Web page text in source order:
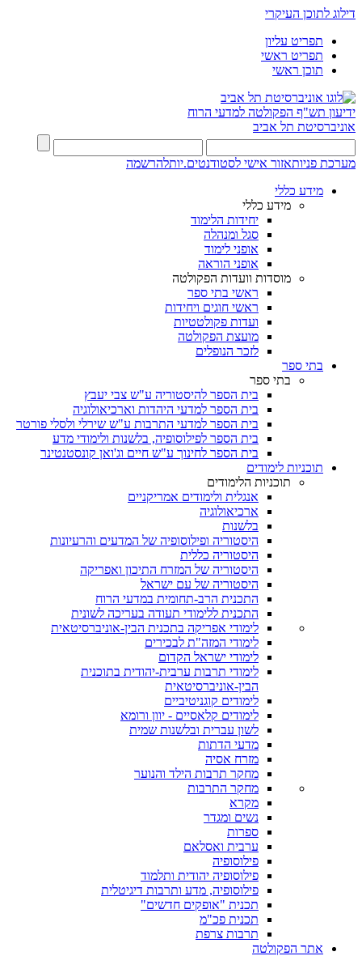
דילוג לתוכן העיקרי
תפריט עליון
תפריט ראשי
תוכן ראשי
ידיעון תש"ף הפקולטה למדעי הרוח
אוניברסיטת תל אביב
מערכת פניותאזור אישי לסטודנטים.יותלהרשמה
מידע כללי
מידע כללי
יחידות הלימוד
סגל ומנהלה
אופני לימוד
אופני הוראה
מוסדות וועדות הפקולטה
ראשי בתי ספר
ראשי חוגים ויחידות
ועדות פקולטטיות
מועצת הפקולטה
לזכר הנופלים
בתי ספר
בתי ספר
בית הספר להיסטוריה ע"ש צבי יעבץ
בית הספר למדעי היהדות וארכיאולוגיה
בית הספר למדעי התרבות ע"ש שירלי ולסלי פורטר
בית הספר לפילוסופיה, בלשנות ולימודי מדע
בית הספר לחינוך ע"ש חיים וג'ואן קונסטנטינר
תוכניות לימודים
תוכניות הלימודים
אנגלית ולימודים אמריקניים
ארכיאולוגיה
בלשנות
היסטוריה ופילוסופיה של המדעים והרעיונות
היסטוריה כללית
היסטוריה של המזרח התיכון ואפריקה
היסטוריה של עם ישראל
התכנית הרב-תחומית במדעי הרוח
התכנית ללימודי תעודה בעריכה לשונית
לימודי אפריקה בתכנית הבין-אוניברסיטאית
לימודי המזה"ת לבכירים
לימודי ישראל הקדום
לימודי תרבות ערבית-יהודית בתוכנית
הבין-אוניברסיטאית
לימודים קוגניטיביים
לימודים קלאסיים - יוון ורומא
לשון עברית ובלשנות שמית
מדעי הדתות
מזרח אסיה
מחקר תרבות הילד והנוער
מחקר התרבות
מקרא
נשים ומגדר
ספרות
ערבית ואסלאם
פילוסופיה
פילוסופיה יהודית ותלמוד
פילוסופיה, מדע ותרבות דיגיטלית
תכנית "אופקים חדשים"
תכנית פכ"מ
תרבות צרפת
אתר הפקולטה